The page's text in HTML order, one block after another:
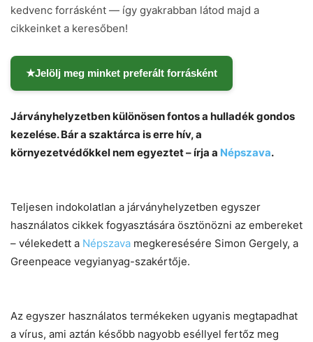
kedvenc forrásként — így gyakrabban látod majd a
cikkeinket a keresőben!
★Jelölj meg minket preferált forrásként
Járványhelyzetben különösen fontos a hulladék gondos
kezelése. Bár a szaktárca is erre hív, a
környezetvédőkkel nem egyeztet – írja a Népszava.
Teljesen indokolatlan a járványhelyzetben egyszer
használatos cikkek fogyasztására ösztönözni az embereket
– vélekedett a Népszava megkeresésére Simon Gergely, a
Greenpeace vegyianyag-szakértője.
Az egyszer használatos termékeken ugyanis megtapadhat
a vírus, ami aztán később nagyobb eséllyel fertőz meg
Helló! Miben segíthetek ma?